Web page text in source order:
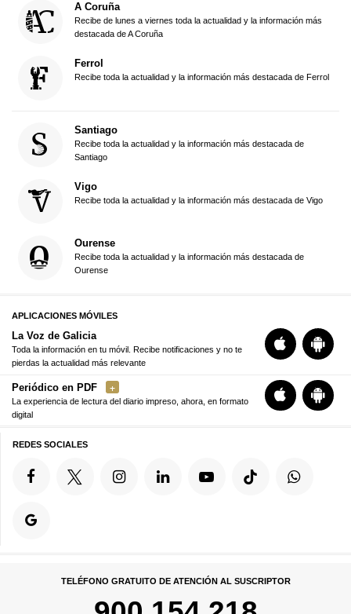
A Coruña
Recibe de lunes a viernes toda la actualidad y la información más
destacada de A Coruña
Ferrol
Recibe toda la actualidad y la información más destacada de Ferrol
Santiago
Recibe toda la actualidad y la información más destacada de
Santiago
Vigo
Recibe toda la actualidad y la información más destacada de Vigo
Ourense
Recibe toda la actualidad y la información más destacada de
Ourense
APLICACIONES MÓVILES
La Voz de Galicia
Toda la información en tu móvil. Recibe notificaciones y no te
pierdas la actualidad más relevante
Periódico en PDF
La experiencia de lectura del diario impreso, ahora, en formato
digital
REDES SOCIALES
TELÉFONO GRATUITO DE ATENCIÓN AL SUSCRIPTOR